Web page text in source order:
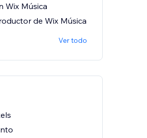
Wix Música
de Wix Música
Ver todo